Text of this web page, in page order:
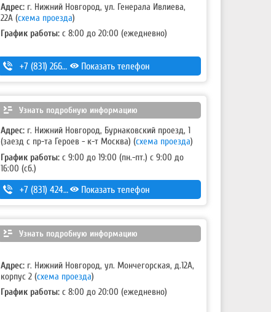
Адрес: г. Нижний Новгород, ул. Генерала Ивлиева,
22А(схема проезда)
График работы: с 8:00 до 20:00 (ежедневно)
+7 (831) 266-00-13 Показать телефон
Узнать подробную информацию
Адрес: г. Нижний Новгород, Бурнаковский проезд, 1
(заезд с пр-та Героев - к-т Москва) (схема проезда)
График работы: с 9:00 до 19:00 (пн.-пт.) с 9:00 до
16:00 (сб.)
+7 (831) 424-80-24
,+7 (831) 424-70-24
Показать телефон
Узнать подробную информацию
Адрес: г. Нижний Новгород, ул. Мончегорская, д.12А,
корпус 2(схема проезда)
График работы: с 8:00 до 20:00 (ежедневно)